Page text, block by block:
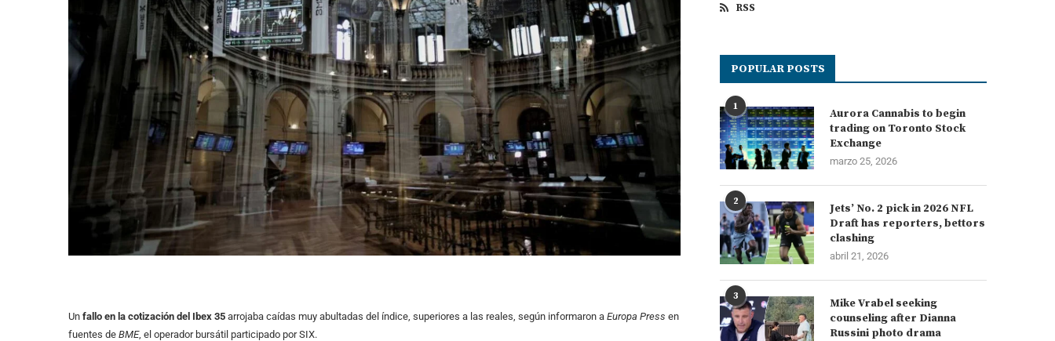
Un fallo en la cotización del Ibex 35 arrojaba caídas muy abultadas del índice, superiores a las reales, según informaron a Europa Press en
fuentes de BME, el operador bursátil participado por SIX.
RSS
POPULAR POSTS
1
Aurora Cannabis to begin
trading on Toronto Stock
Exchange
marzo 25, 2026
2
Jets’ No. 2 pick in 2026 NFL
Draft has reporters, bettors
clashing
abril 21, 2026
3
Mike Vrabel seeking
counseling after Dianna
Russini photo drama